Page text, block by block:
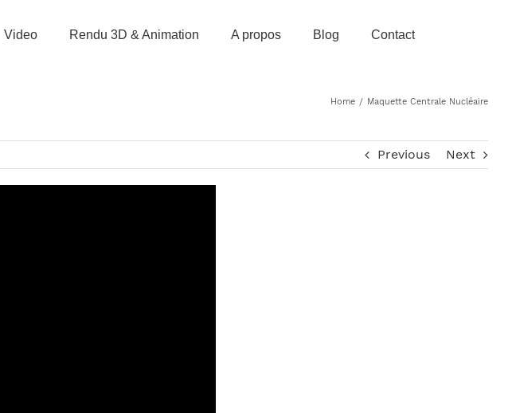
Video Rendu 3D & Animation A propos Blog Contact
Home / Maquette Centrale Nucléaire
Previous Next